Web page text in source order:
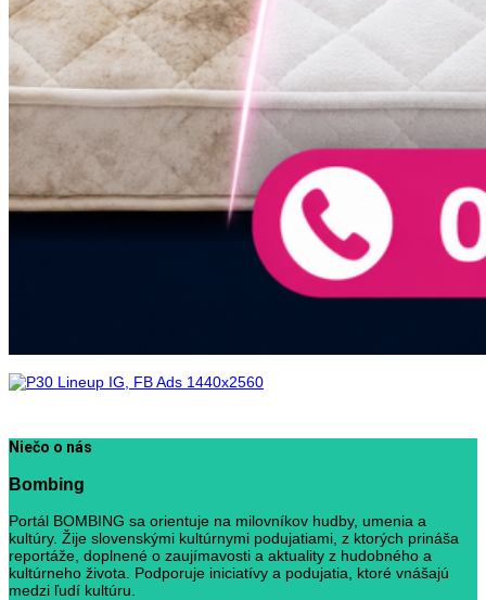
Niečo o nás
Bombing
Portál BOMBING sa orientuje na milovníkov hudby, umenia a
kultúry. Žije slovenskými kultúrnymi podujatiami, z ktorých prináša
reportáže, doplnené o zaujímavosti a aktuality z hudobného a
kultúrneho života. Podporuje iniciatívy a podujatia, ktoré vnášajú
medzi ľudí kultúru.